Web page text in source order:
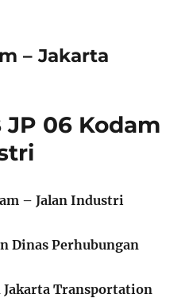
– Jakarta
06 Kodam
– Jalan Industri
Dinas Perhubungan
Transportation